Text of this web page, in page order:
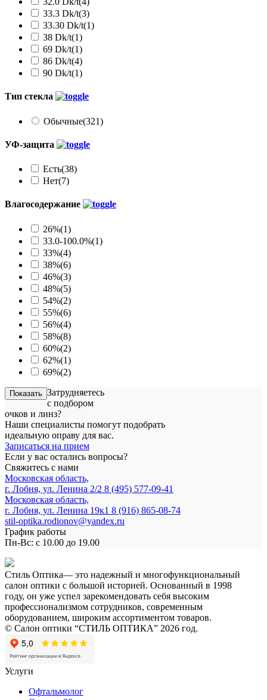
33.3 Dk/t(3)
33.30 Dk/t(1)
38 Dk/t(1)
69 Dk/t(1)
86 Dk/t(4)
90 Dk/t(1)
Тип стекла
Обычные(321)
УФ-защита
Есть(38)
Нет(7)
Влагосодержание
26%(1)
33.0-100.0%(1)
33%(4)
38%(6)
46%(3)
48%(5)
54%(2)
55%(6)
56%(4)
58%(8)
60%(2)
62%(1)
69%(2)
Показать Затрудняетесь
с подбором
очков и линз?
Наши специалисты помогут подобрать
идеальную оправу для вас.
Записаться на прием
Если у вас остались вопросы?
Свяжитесь с нами
Московская область,
г. Лобня, ул. Ленина 2/2 8 (495) 577-09-41
Московская область,
г. Лобня, ул. Ленина 19к1 8 (916) 865-08-74
stil-optika.rodionov@yandex.ru
График работы
Пн-Вс: с 10.00 до 19.00
Стиль Оптика— это надежный и многофункциональный
салон оптики с большой историей. Основанный в 1998
году, он уже успел зарекомендовать себя высоким
профессионализмом сотрудников, современным
оборудованием, широким ассортиментом товаров.
© Салон оптики “СТИЛЬ ОПТИКА” 2026 год.
Услуги
Офтальмолог